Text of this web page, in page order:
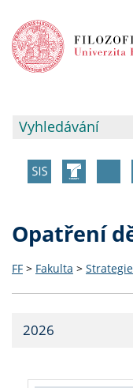
Opatření
FF > Fakulta >
2026